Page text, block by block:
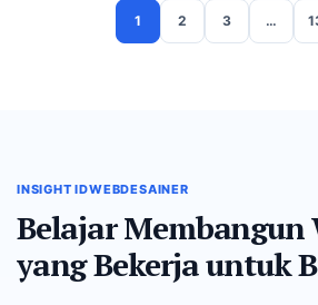
1 2 3 …
INSIGHT IDWEBDESAINER
Belajar Membangun
yang Bekerja untuk